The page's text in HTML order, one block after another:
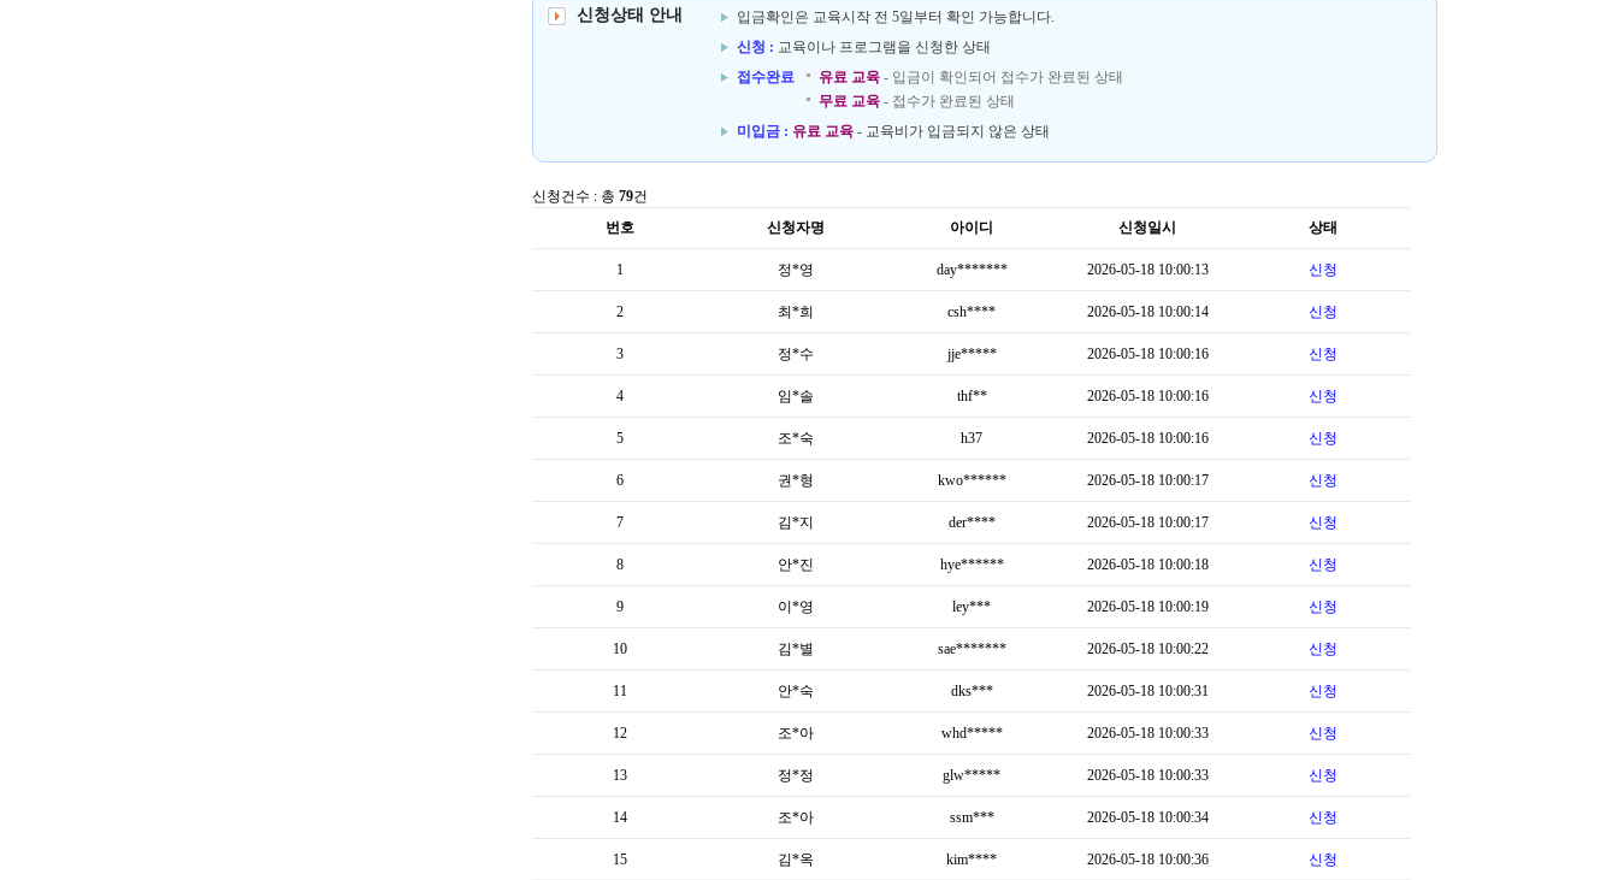
신청상태 안내
입금확인은 교육시작 전 5일부터 확인 가능합니다.
신청 : 교육이나 프로그램을 신청한 상태
접수완료
유료 교육 - 입금이 확인되어 접수가 완료된 상태
무료 교육 - 접수가 완료된 상태
미입금 : 유료 교육 - 교육비가 입금되지 않은 상태
신청건수 : 총 79건
번호
신청자명 아이디 신청일시 상태
1 정*영 day******* 2026-05-18 10:00:13 신청
2 최*희 csh**** 2026-05-18 10:00:14 신청
3 정*수 jje***** 2026-05-18 10:00:16 신청
4 임*솔 thf** 2026-05-18 10:00:16 신청
5 조*숙 h37 2026-05-18 10:00:16 신청
6 권*형 kwo****** 2026-05-18 10:00:17 신청
7 김*지 der**** 2026-05-18 10:00:17 신청
8 안*진 hye****** 2026-05-18 10:00:18 신청
9 이*영 ley*** 2026-05-18 10:00:19 신청
10 김*별 sae******* 2026-05-18 10:00:22 신청
11 안*숙 dks*** 2026-05-18 10:00:31 신청
12 조*아 whd***** 2026-05-18 10:00:33 신청
13 정*정 glw***** 2026-05-18 10:00:33 신청
14 조*아 ssm*** 2026-05-18 10:00:34 신청
15 김*옥 kim**** 2026-05-18 10:00:36 신청